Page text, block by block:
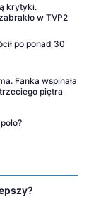
krytyki.
w TVP2
po ponad 30
Fanka wspinała
piętra